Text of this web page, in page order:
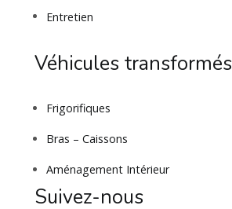
Entretien
Véhicules transformés
Frigorifiques
Bras – Caissons
Aménagement Intérieur
Suivez-nous